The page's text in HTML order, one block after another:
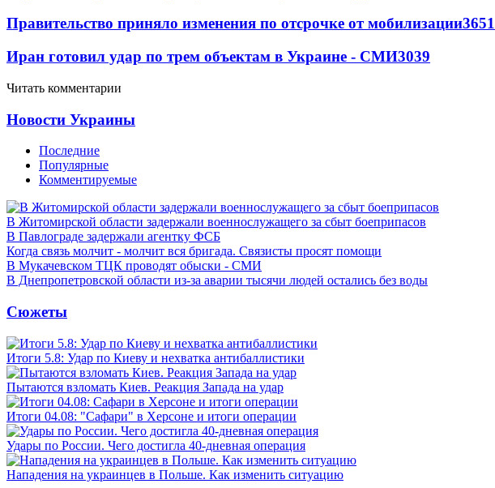
Правительство приняло изменения по отсрочке от мобилизации3651
Иран готовил удар по трем объектам в Украине - СМИ3039
Читать комментарии
Новости Украины
Последние
Популярные
Комментируемые
В Житомирской области задержали военнослужащего за сбыт боеприпасов
В Павлограде задержали агентку ФСБ
Когда связь молчит - молчит вся бригада. Связисты просят помощи
В Мукачевском ТЦК проводят обыски - СМИ
В Днепропетровской области из-за аварии тысячи людей остались без воды
Сюжеты
Итоги 5.8: Удар по Киеву и нехватка антибаллистики
Пытаются взломать Киев. Реакция Запада на удар
Итоги 04.08: "Сафари" в Херсоне и итоги операции
Удары по России. Чего достигла 40-дневная операция
Нападения на украинцев в Польше. Как изменить ситуацию